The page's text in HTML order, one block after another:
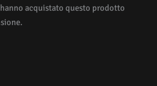
acquistato questo prodotto